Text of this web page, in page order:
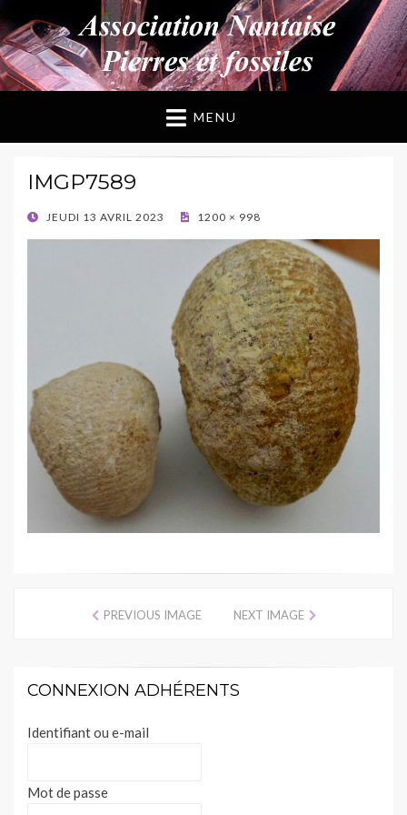
ANPF
Association Nantaise Pierres et Fossiles
MENU
IMGP7589
POSTED
JEUDI 13 AVRIL 2023 1200 × 998
PREVIOUS IMAGE NEXT IMAGE
CONNEXION ADHÉRENTS
Identifiant ou e-mail
Mot de passe